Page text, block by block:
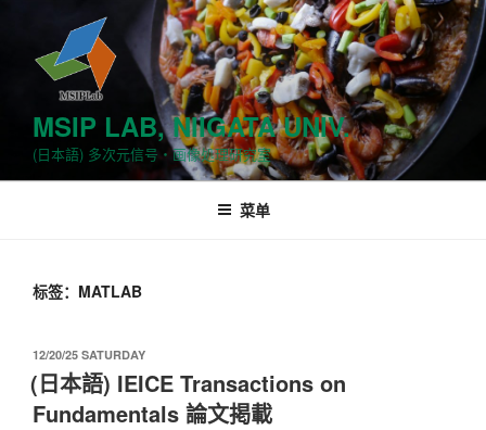
MSIP LAB, NIIGATA UNIV.
(日本語) 多次元信号・画像処理研究室
菜单
标签：MATLAB
发
布
于
12/20/25 SATURDAY
(日本語) IEICE Transactions on
Fundamentals 論文掲載